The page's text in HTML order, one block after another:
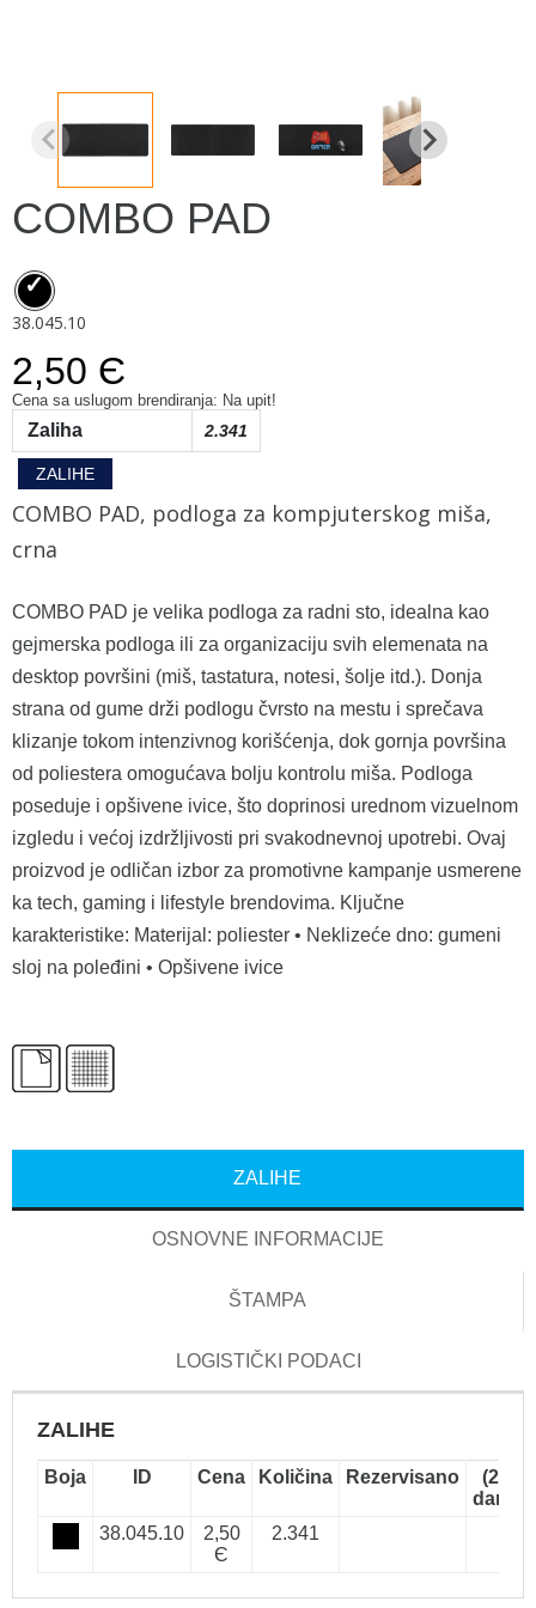
COMBO PAD
38.045.10
2,50 Є
Cena sa uslugom brendiranja: Na upit!
Zaliha 2.341
ZALIHE
COMBO PAD, podloga za kompjuterskog miša,
crna
COMBO PAD je velika podloga za radni sto, idealna kao
gejmerska podloga ili za organizaciju svih elemenata na
desktop površini (miš, tastatura, notesi, šolje itd.). Donja
strana od gume drži podlogu čvrsto na mestu i sprečava
klizanje tokom intenzivnog korišćenja, dok gornja površina
od poliestera omogućava bolju kontrolu miša. Podloga
poseduje i opšivene ivice, što doprinosi urednom vizuelnom
izgledu i većoj izdržljivosti pri svakodnevnoj upotrebi. Ovaj
proizvod je odličan izbor za promotivne kampanje usmerene
ka tech, gaming i lifestyle brendovima. Ključne
karakteristike: Materijal: poliester • Neklizeće dno: gumeni
sloj na poleđini • Opšivene ivice
ZALIHE
OSNOVNE INFORMACIJE
ŠTAMPA
LOGISTIČKI PODACI
ZALIHE
Boja ID Cena Količina Rezervisano
(2-5
dana)
38.045.10
2,50
Є
2.341